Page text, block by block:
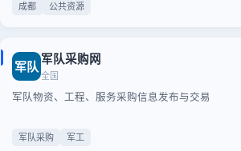
成都 公共资源
军队 军队采购网
全国
军队物资、工程、服务采购信息发布与交易
军队采购 军工